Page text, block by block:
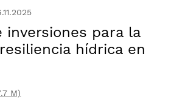
inversiones para la
hídrica en
M)